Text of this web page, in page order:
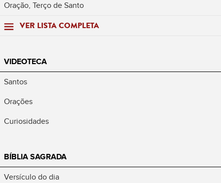
Oração, Terço de Santo
VER LISTA COMPLETA
VIDEOTECA
Santos
Orações
Curiosidades
BÍBLIA SAGRADA
Versículo do dia